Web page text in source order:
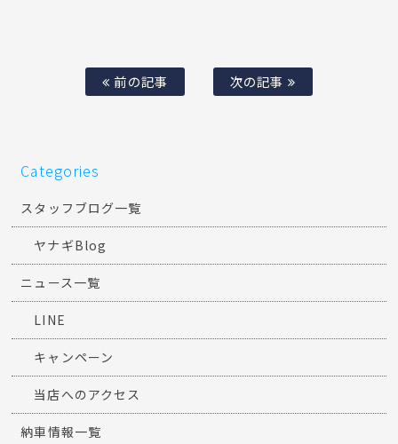
前の記事 次の記事
Categories
スタッフブログ一覧
ヤナギBlog
ニュース一覧
LINE
キャンペーン
当店へのアクセス
納車情報一覧